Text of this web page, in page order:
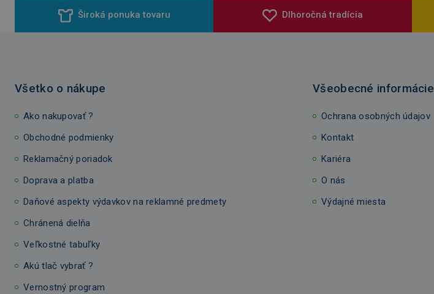
Široká ponuka tovaru Dlhoročná tradícia
Všetko o nákupe
Ako nakupovať ?
Obchodné podmienky
Reklamačný poriadok
Doprava a platba
Daňové aspekty výdavkov na reklamné predmety
Chránená dielňa
Veľkostné tabuľky
Akú tlač vybrať ?
Vernostný program
Všeobecné informácie
Ochrana osobných údajov
Kontakt
Kariéra
O nás
Výdajné miesta